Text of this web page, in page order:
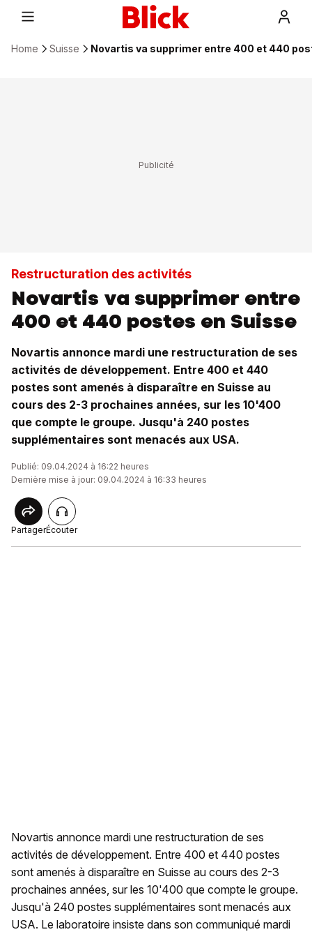
Home Suisse Novartis va supprimer entre 400 et 440
Restructuration des activités
Novartis va supprimer entre
400 et 440 postes en Suisse
Novartis annonce mardi une restructuration de ses
activités de développement. Entre 400 et 440
postes sont amenés à disparaître en Suisse au
cours des 2-3 prochaines années, sur les 10'400
que compte le groupe. Jusqu'à 240 postes
supplémentaires sont menacés aux USA.
Publié: 09.04.2024 à 16:22 heures
Dernière mise à jour: 09.04.2024 à 16:33 heures
PartagerÉcouter
Novartis annonce mardi une restructuration de ses
activités de développement. Entre 400 et 440 postes
sont amenés à disparaître en Suisse au cours des 2-3
prochaines années, sur les 10'400 que compte le groupe.
Jusqu'à 240 postes supplémentaires sont menacés aux
USA. Le laboratoire insiste dans son communiqué mardi